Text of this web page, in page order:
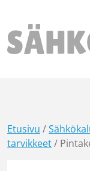
Päävalikko
Etusivu /
tarvikkeet/